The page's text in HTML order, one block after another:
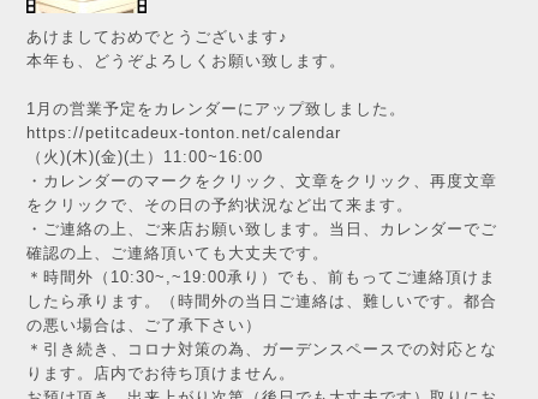
あけましておめでとうございます♪
本年も、どうぞよろしくお願い致します。
1月の営業予定をカレンダーにアップ致しました。
https://petitcadeux-tonton.net/calendar
（火)(木)(金)(土）11:00~16:00
・カレンダーのマークをクリック、文章をクリック、再度文章
をクリックで、その日の予約状況など出て来ます。
・ご連絡の上、ご来店お願い致します。当日、カレンダーでご
確認の上、ご連絡頂いても大丈夫です。
＊時間外（10:30~,~19:00承り）でも、前もってご連絡頂けま
したら承ります。（時間外の当日ご連絡は、難しいです。都合
の悪い場合は、ご了承下さい）
＊引き続き、コロナ対策の為、ガーデンスペースでの対応とな
ります。店内でお待ち頂けません。